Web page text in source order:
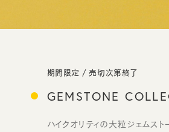
期間限定 / 売切次第終了
GEMSTONE
ハイクオリティの大粒ジェムスト